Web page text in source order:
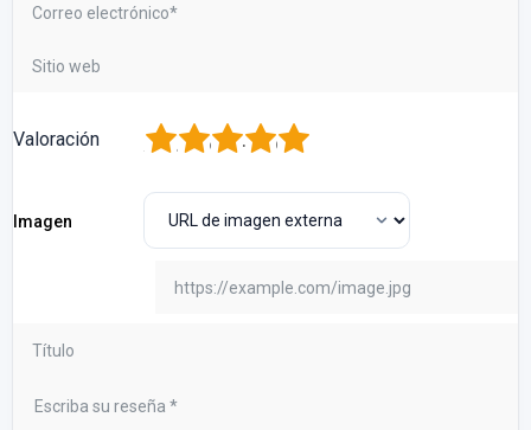
Valoración 5
4
3
2
Imagen